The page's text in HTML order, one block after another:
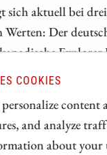
COOKIES
personalize content
and analyze
about your
sich aktuell bei
Der
eine belastende